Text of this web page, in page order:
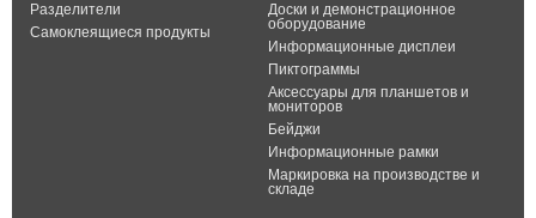
Разделители
Самоклеящиеся продукты
Доски и демонстрационное
оборудование
Информационные дисплеи
Пиктограммы
Аксессуары для планшетов и
мониторов
Бейджи
Информационные рамки
Маркировка на производстве и
складе